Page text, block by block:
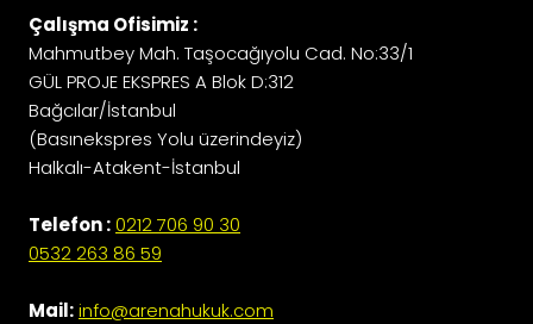
Çalışma Ofisimiz :
Mahmutbey Mah. Taşocağıyolu Cad. No:33/1
GÜL PROJE EKSPRES A Blok D:312
Bağcılar/İstanbul
(Basınekspres Yolu üzerindeyiz)
Halkalı-Atakent-İstanbul
Telefon :0212 706 90 30
0532 263 86 59
Mail:info@arenahukuk.com